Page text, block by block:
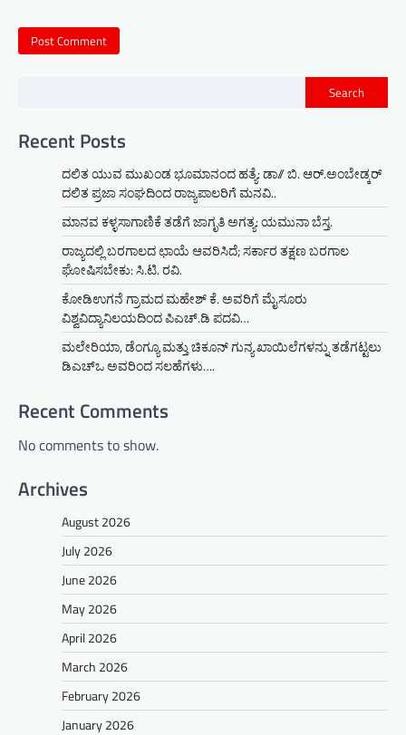
Search
Recent Posts
ದಲಿತ ಯುವ ಮುಖಂಡ ಭೂಮಾನಂದ ಹತ್ಯೆ: ಡಾ// ಬಿ. ಆರ್.ಅಂಬೇಡ್ಕರ್
ದಲಿತ ಪ್ರಜಾ ಸಂಘದಿಂದ ರಾಜ್ಯಪಾಲರಿಗೆ ಮನವಿ..
ಮಾನವ ಕಳ್ಳಸಾಗಾಣಿಕೆ ತಡೆಗೆ ಜಾಗೃತಿ ಅಗತ್ಯ: ಯಮುನಾ ಬೆಸ್ತ.
ರಾಜ್ಯದಲ್ಲಿ ಬರಗಾಲದ ಛಾಯೆ ಆವರಿಸಿದೆ; ಸರ್ಕಾರ ತಕ್ಷಣ ಬರಗಾಲ
ಘೋಷಿಸಬೇಕು: ಸಿ.ಟಿ. ರವಿ.
ಕೋಡಿಉಗನೆ ಗ್ರಾಮದ ಮಹೇಶ್ ಕೆ. ಅವರಿಗೆ ಮೈಸೂರು
ವಿಶ್ವವಿದ್ಯಾನಿಲಯದಿಂದ ಪಿಎಚ್.ಡಿ ಪದವಿ…
ಮಲೇರಿಯಾ, ಡೆಂಗ್ಯೂ ಮತ್ತು ಚಿಕೂನ್ ಗುನ್ಯ ಖಾಯಿಲೆಗಳನ್ನು ತಡೆಗಟ್ಟಲು
ಡಿಎಚ್‌ಒ ಅವರಿಂದ ಸಲಹೆಗಳು….
Recent Comments
No comments to show.
Archives
August 2026
July 2026
June 2026
May 2026
April 2026
March 2026
February 2026
January 2026